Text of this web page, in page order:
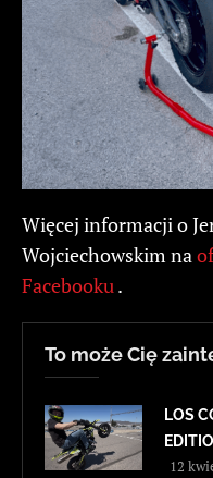
Więcej informacji o
Wojciechowskim na
Facebooku.
To może Cię
LOS
12